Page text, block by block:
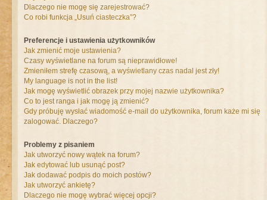
Dlaczego nie mogę się zarejestrować?
Co robi funkcja „Usuń ciasteczka”?
Preferencje i ustawienia użytkowników
Jak zmienić moje ustawienia?
Czasy wyświetlane na forum są nieprawidłowe!
Zmieniłem strefę czasową, a wyświetlany czas nadal jest zły!
My language is not in the list!
Jak mogę wyświetlić obrazek przy mojej nazwie użytkownika?
Co to jest ranga i jak mogę ją zmienić?
Gdy próbuję wysłać wiadomość e-mail do użytkownika, forum każe mi się
zalogować. Dlaczego?
Problemy z pisaniem
Jak utworzyć nowy wątek na forum?
Jak edytować lub usunąć post?
Jak dodawać podpis do moich postów?
Jak utworzyć ankietę?
Dlaczego nie mogę wybrać więcej opcji?